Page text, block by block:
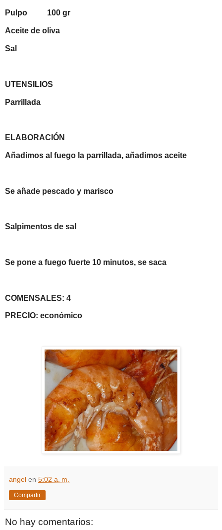
Pulpo 100 gr
Aceite de oliva
Sal
UTENSILIOS
Parrillada
ELABORACIÓN
Añadimos al fuego la parrillada, añadimos aceite
Se añade pescado y marisco
Salpimentos de sal
Se pone a fuego fuerte 10 minutos, se saca
COMENSALES: 4
PRECIO: económico
angel en 5:02 a. m.
Compartir
No hay comentarios: